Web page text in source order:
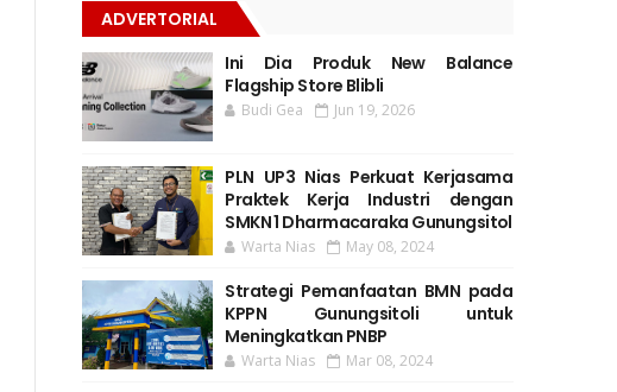
ADVERTORIAL
Ini Dia Produk New Balance
Flagship Store Blibli
Budi Gea Jun 19, 2026
PLN UP3 Nias Perkuat Kerjasama
Praktek Kerja Industri dengan
SMKN 1 Dharmacaraka Gunungsitol
Warta Nias May 08, 2024
Strategi Pemanfaatan BMN pada
KPPN Gunungsitoli untuk
Meningkatkan PNBP
Warta Nias Mar 08, 2024